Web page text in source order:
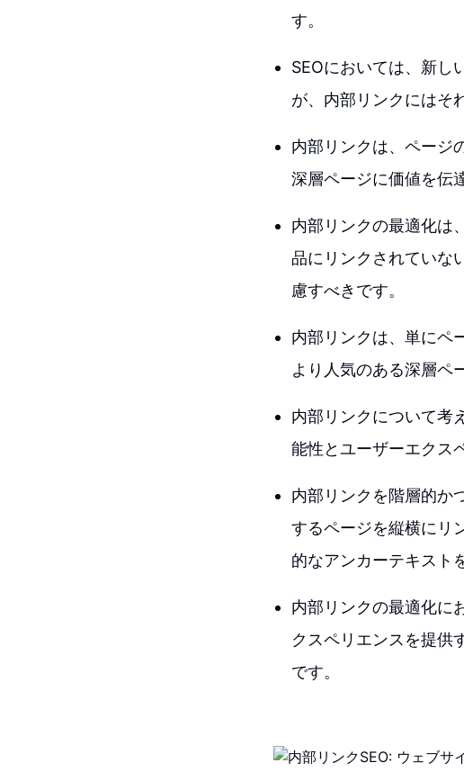
す。
SEOにおいては、新し
が、内部リンクにはそ
内部リンクは、ページ
深層ページに価値を伝
内部リンクの最適化は
品にリンクされていな
慮すべきです。
内部リンクは、単にペ
より人気のある深層ペ
内部リンクについて考
能性とユーザーエクス
内部リンクを階層的か
するページを縦横にリ
的なアンカーテキスト
内部リンクの最適化に
クスペリエンスを提供
です。